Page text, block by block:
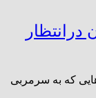
که به سرمربی